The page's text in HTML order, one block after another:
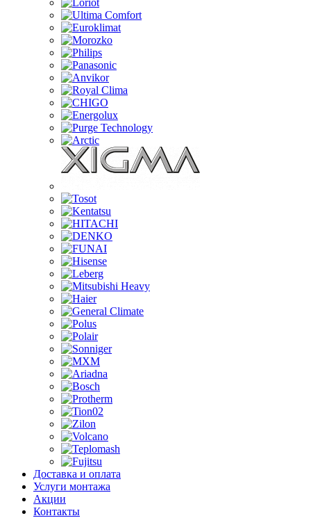
Доставка и оплата
Услуги монтажа
Акции
Контакты